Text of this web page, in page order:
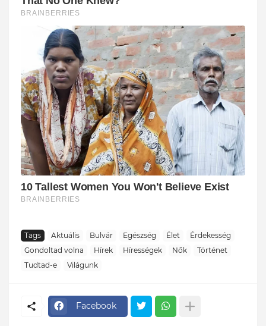
Tags Aktuális Bulvár Egészség Élet
Érdekesség
Gondoltad volna
Hírek Hírességek Nők
Történet
Tudtad-e
Világunk
Facebook